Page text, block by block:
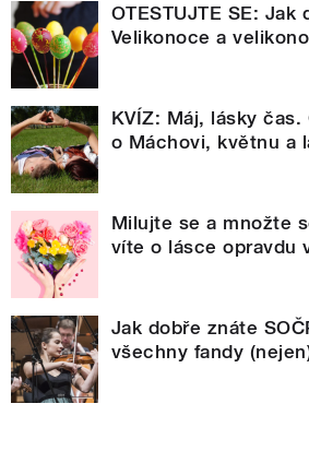
OTESTUJTE SE: Jak
Velikonoce a
KVÍZ: Máj, lásky
o Máchovi, květnu a
Milujte se a množte
víte o lásce opravdu
Jak dobře znáte
všechny fandy